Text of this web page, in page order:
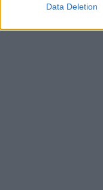
Data Deletion